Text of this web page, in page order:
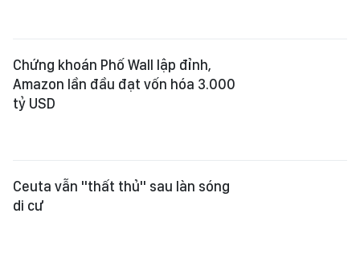
Chứng khoán Phố Wall lập đỉnh,
Amazon lần đầu đạt vốn hóa 3.000
tỷ USD
Ceuta vẫn "thất thủ" sau làn sóng
di cư